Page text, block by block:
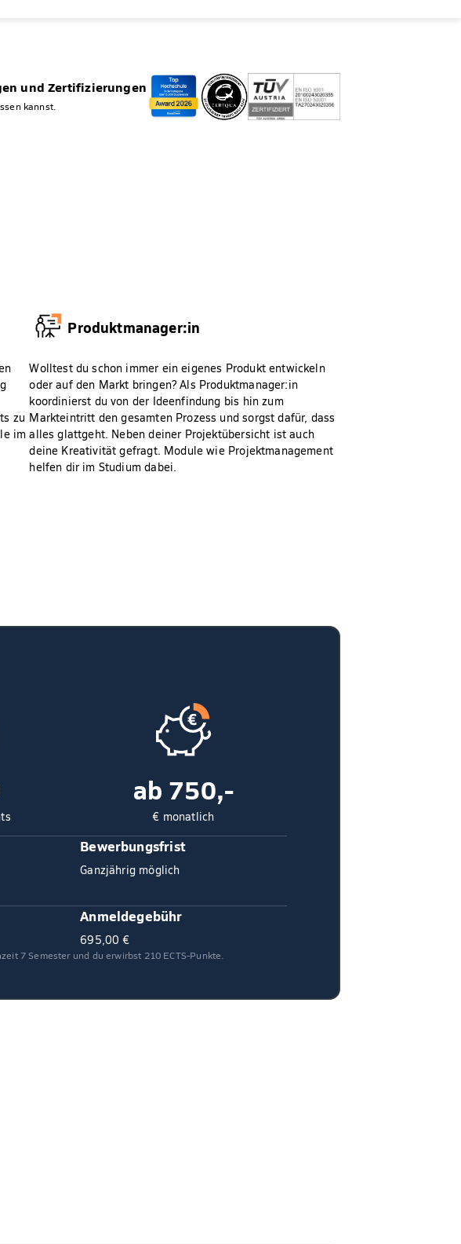
und Zertifizierungen
kannst.
zu
im
Produktmanager:in
Wolltest du schon immer ein eigenes Produkt entwickeln
oder auf den Markt bringen? Als Produktmanager:in
koordinierst du von der Ideenfindung bis hin zum
Markteintritt den gesamten Prozess und sorgst dafür, dass
alles glattgeht. Neben deiner Projektübersicht ist auch
deine Kreativität gefragt. Module wie Projektmanagement
helfen dir im Studium dabei.
ab 750,-
€ monatlich
Bewerbungsfrist
Ganzjährig möglich
Anmeldegebühr
695,00 €
7 Semester und du erwirbst 210 ECTS-Punkte.